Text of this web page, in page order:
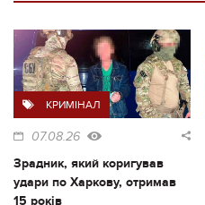
КРИМІНАЛ
07.08.26
Зрадник, який коригував
удари по Харкову, отримав
15 років